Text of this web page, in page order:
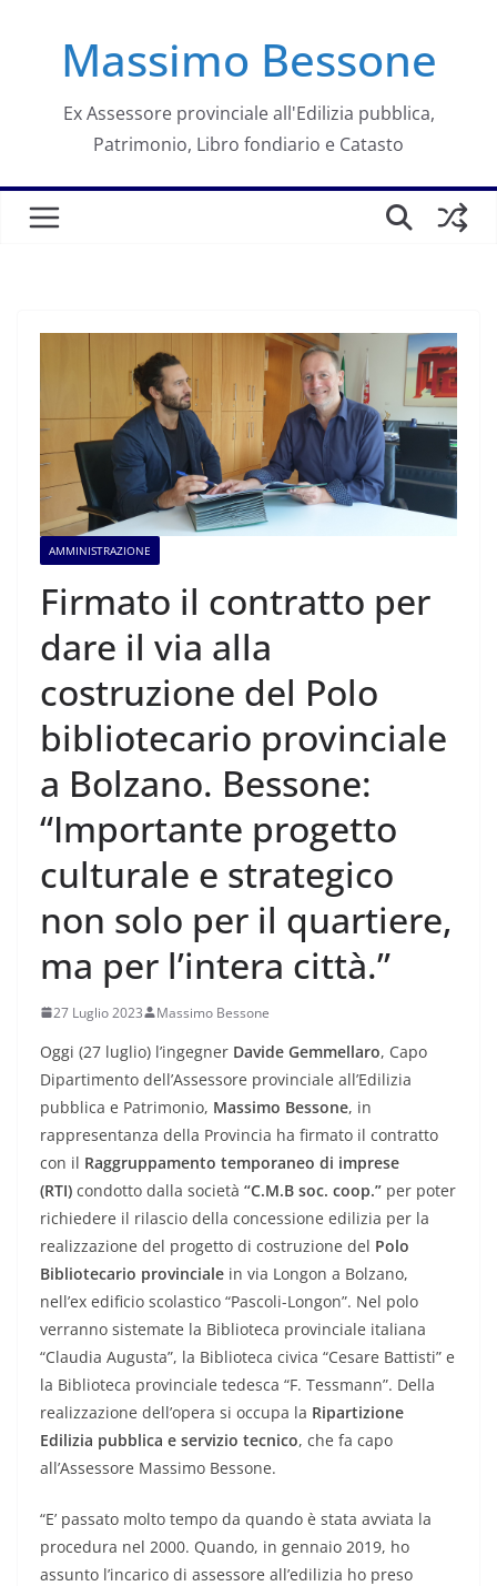
contenutoMassimo Bessone
Ex Assessore provinciale all'Edilizia pubblica,
Patrimonio, Libro fondiario e Catasto
AMMINISTRAZIONE
Firmato il contratto per
dare il via alla
costruzione del Polo
bibliotecario provinciale
a Bolzano. Bessone:
“Importante progetto
culturale e strategico
non solo per il quartiere,
ma per l’intera città.”
27 Luglio 2023 Massimo Bessone
Oggi (27 luglio) l’ingegner Davide Gemmellaro, Capo
Dipartimento dell’Assessore provinciale all’Edilizia
pubblica e Patrimonio, Massimo Bessone, in
rappresentanza della Provincia ha firmato il contratto
con il Raggruppamento temporaneo di imprese
(RTI) condotto dalla società “C.M.B soc. coop.” per poter
richiedere il rilascio della concessione edilizia per la
realizzazione del progetto di costruzione del Polo
Bibliotecario provinciale in via Longon a Bolzano,
nell’ex edificio scolastico “Pascoli-Longon”. Nel polo
verranno sistemate la Biblioteca provinciale italiana
“Claudia Augusta”, la Biblioteca civica “Cesare Battisti” e
la Biblioteca provinciale tedesca “F. Tessmann”. Della
realizzazione dell’opera si occupa la Ripartizione
Edilizia pubblica e servizio tecnico, che fa capo
all’Assessore Massimo Bessone.
“E’ passato molto tempo da quando è stata avviata la
procedura nel 2000. Quando, in gennaio 2019, ho
assunto l’incarico di assessore all’edilizia ho preso